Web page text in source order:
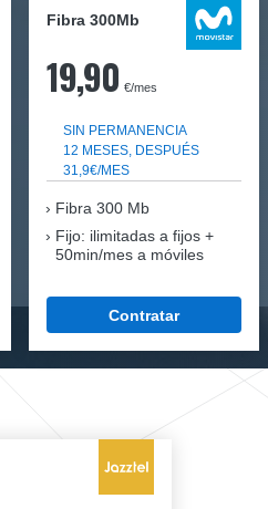
Fibra 300Mb
19,90 €/mes
SIN PERMANENCIA
12 MESES, DESPUÉS
31,9€/MES
Fibra 300 Mb
Fijo: ilimitadas a fijos +
50min/mes a móviles
Contratar